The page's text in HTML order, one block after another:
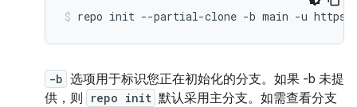
repo init --partial-clone -b main -u
-b 选项用于标识您正在初始化的分支。如果 -b 未提
供，则
repo init 默认采用主分支。如需查看分支